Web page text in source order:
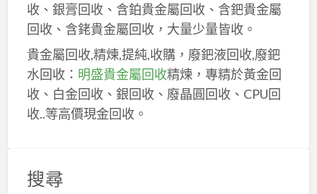
收、銀膏回收、含鉑貴金屬回收、含鈀貴金屬
回收、含銠貴金屬回收，大量少量皆收。
貴金屬回收,精煉,提純,收購，廢鈀液回收,廢鈀
水回收： 明盛貴金屬回收精煉，專精於黃金回
收、白金回收、銀回收、廢晶圓回收、CPU回
收..等高價現金回收。
搜尋